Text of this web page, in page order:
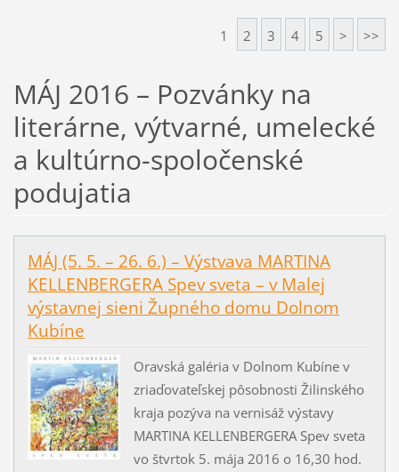
1 2 3 4 5 > >>
MÁJ 2016 – Pozvánky na
literárne, výtvarné, umelecké
a kultúrno-spoločenské
podujatia
MÁJ (5. 5. – 26. 6.) – Výstvava MARTINA
KELLENBERGERA Spev sveta – v Malej
výstavnej sieni Župného domu Dolnom
Kubíne
Oravská galéria v Dolnom Kubíne v
zriaďovateľskej pôsobnosti Žilinského
kraja pozýva na vernisáž výstavy
MARTINA KELLENBERGERA Spev sveta
vo štvrtok 5. mája 2016 o 16,30 hod.